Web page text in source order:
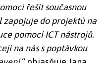
řešit současnou
zapojuje do projektů na
pomocí ICT nástrojů.
na nás s poptávkou